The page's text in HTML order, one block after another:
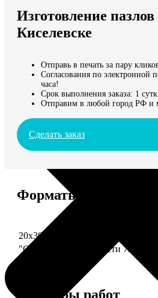
Мы доставляем по всему миру
Продолжить без города
Изготовление пазлов
Киселевске
Отправь в печать за пару
Согласования по электронной
часа!
Срок выполнения заказа: 1
Отправим в любой город РФ и
Сделать заказ
Форматы и цены
Услуга
20х30 110 частей
"Сердце" 20х20 74 части 790
Примеры работ